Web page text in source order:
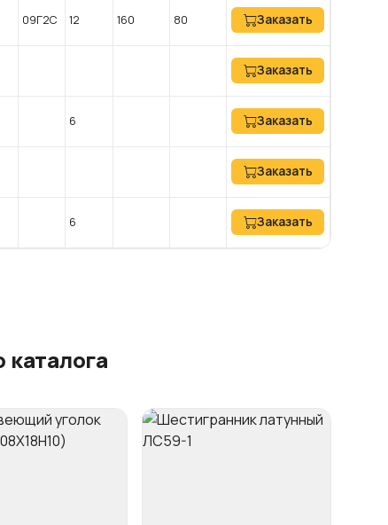
09Г2С 12 160 80 Заказать
Заказать
6 Заказать
Заказать
6 Заказать